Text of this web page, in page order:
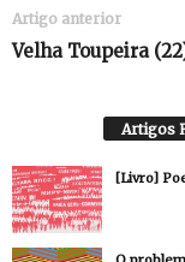
Artigo anterior
Velha Toupeira
Artigos
[Livro]